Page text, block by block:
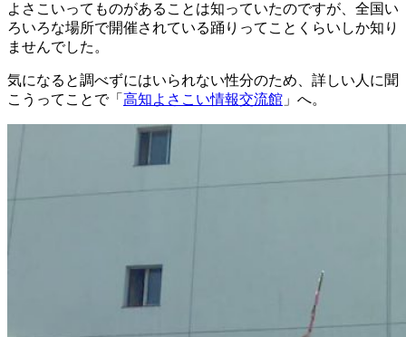
よさこいってものがあることは知っていたのですが、全国い
ろいろな場所で開催されている踊りってことくらいしか知り
ませんでした。
気になると調べずにはいられない性分のため、詳しい人に聞
こうってことで「 高知よさこい情報交流館 」へ。